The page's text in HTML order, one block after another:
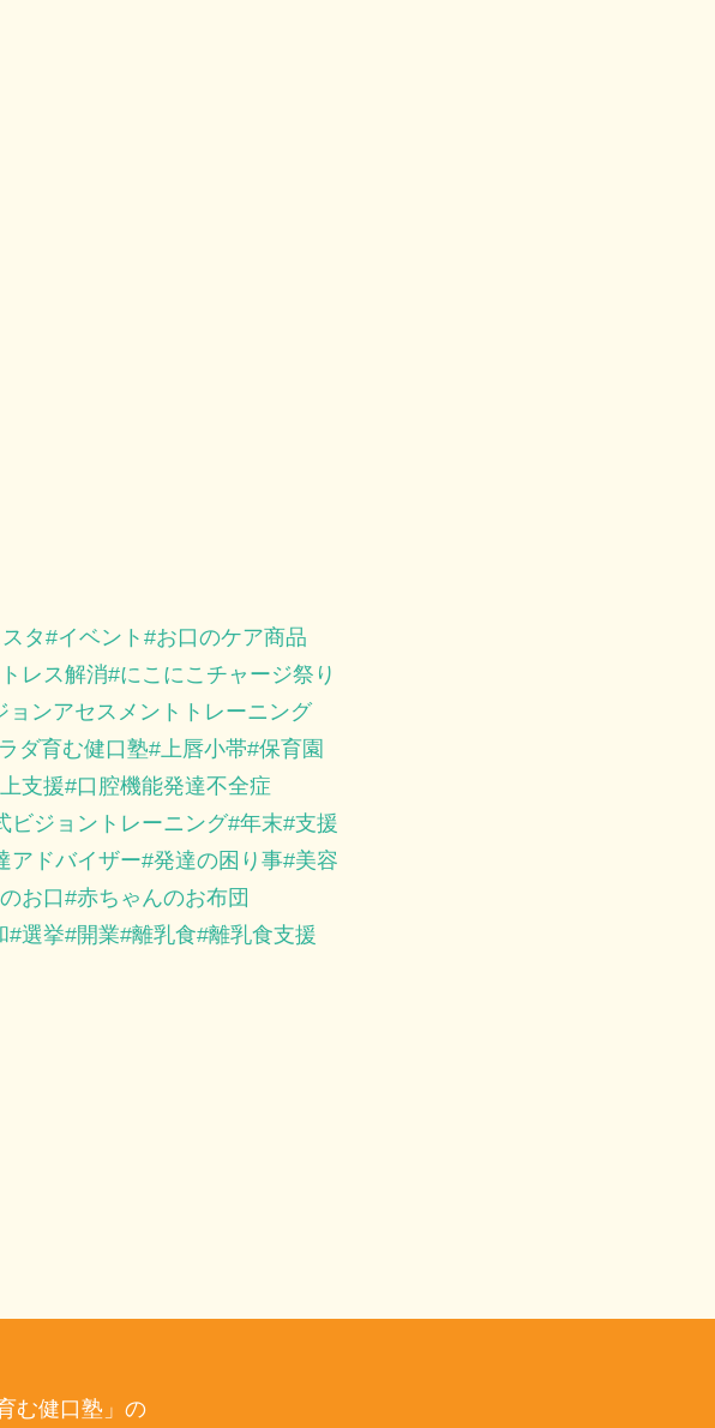
タ イベント
お口のケア商品
レス解消 にこにこチャージ祭り
ョンアセスメントトレーニング
ダ育む健口塾 上唇小帯 保育園
支援
口腔機能発達不全症
ビジョントレーニング 年末 支援
アドバイザー 発達の困り事 美容
お口
赤ちゃんのお布団
選挙 開業 離乳食 離乳食支援
む健口塾」の